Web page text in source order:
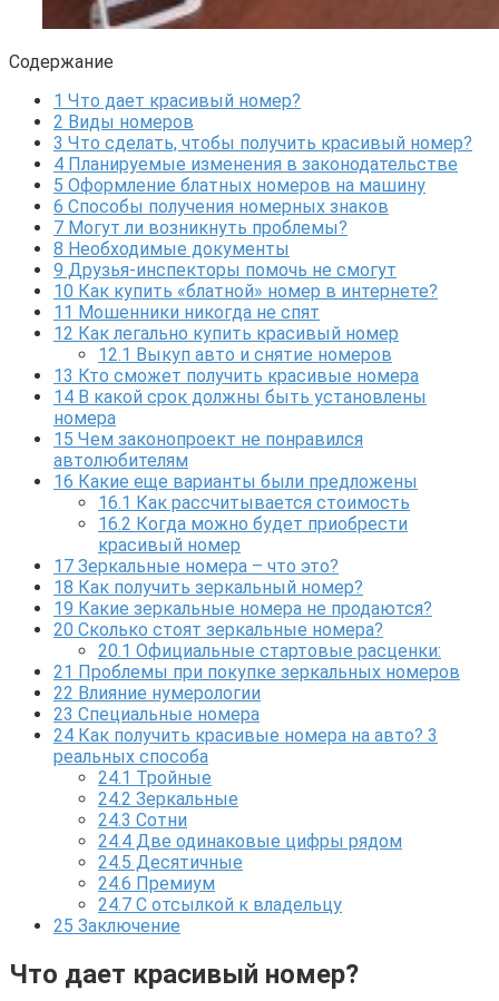
Содержание
1 Что дает красивый номер?
2 Виды номеров
3 Что сделать, чтобы получить красивый номер?
4 Планируемые изменения в законодательстве
5 Оформление блатных номеров на машину
6 Способы получения номерных знаков
7 Могут ли возникнуть проблемы?
8 Необходимые документы
9 Друзья-инспекторы помочь не смогут
10 Как купить «блатной» номер в интернете?
11 Мошенники никогда не спят
12 Как легально купить красивый номер
12.1 Выкуп авто и снятие номеров
13 Кто сможет получить красивые номера
14 В какой срок должны быть установлены
номера
15 Чем законопроект не понравился
автолюбителям
16 Какие еще варианты были предложены
16.1 Как рассчитывается стоимость
16.2 Когда можно будет приобрести
красивый номер
17 Зеркальные номера – что это?
18 Как получить зеркальный номер?
19 Какие зеркальные номера не продаются?
20 Сколько стоят зеркальные номера?
20.1 Официальные стартовые расценки:
21 Проблемы при покупке зеркальных номеров
22 Влияние нумерологии
23 Специальные номера
24 Как получить красивые номера на авто? 3
реальных способа
24.1 Тройные
24.2 Зеркальные
24.3 Сотни
24.4 Две одинаковые цифры рядом
24.5 Десятичные
24.6 Премиум
24.7 С отсылкой к владельцу
25 Заключение
Что дает красивый номер?